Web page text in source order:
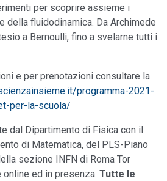
per scoprire assieme i
della fluidodinamica. Da Archimede
a Bernoulli, fino a svelarne tutti i
e per prenotazioni consultare la
programma-2021-
per-la-scuola/
dal Dipartimento di Fisica con il
di Matematica, del PLS-Piano
sezione INFN di Roma Tor
online ed in presenza. Tutte le